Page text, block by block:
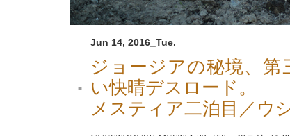
Jun 14, 2016_Tue.
■
ジョージアの秘境、
い快晴デスロード。
メスティア二泊目／ウ